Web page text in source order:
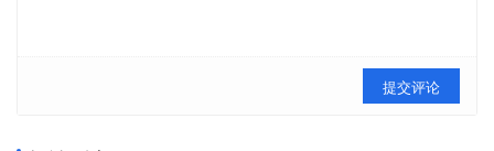
提交评论